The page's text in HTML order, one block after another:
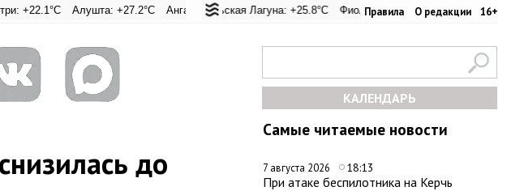
Правила О редакции 16+
Адмиральская Лагуна: +25.8°C Фиолент: +26.2°C Казачья бухта: +26.1°C
Алушта: +27.2°C Ангарский перевал: +25.1°C Евпатория: +27.6°C Керчь: +28.7°C Никитский
КАЛЕНДАРЬ
Самые читаемые новости
7 августа 2026 18:13
При атаке беспилотника на Керчь
до